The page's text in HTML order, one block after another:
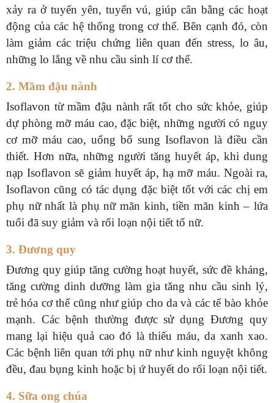
xảy ra ở tuyến yên, tuyến vú, giúp cân bằng các hoạt
động của các hệ thống trong cơ thể. Bên cạnh đó, còn
làm giảm các triệu chứng liên quan đến stress, lo âu,
những lo lắng về nhu cầu sinh lí cơ thể.
2. Mầm đậu nành
Isoflavon từ mầm đậu nành rất tốt cho sức khỏe, giúp
dự phòng mỡ máu cao, đặc biệt, những người có nguy
cơ mỡ máu cao, uống bổ sung Isoflavon là điều cần
thiết. Hơn nữa, những người tăng huyết áp, khi dung
nạp Isoflavon sẽ giảm huyết áp, hạ mỡ máu. Ngoài ra,
Isoflavon cũng có tác dụng đặc biệt tốt với các chị em
phụ nữ nhất là phụ nữ mãn kinh, tiền mãn kinh – lứa
tuổi đã suy giảm và rối loạn nội tiết tố nữ.
3. Đương quy
Đương quy giúp tăng cường hoạt huyết, sức đề kháng,
tăng cường dinh dưỡng làm gia tăng nhu cầu sinh lý,
trẻ hóa cơ thể cũng như giúp cho da và các tế bào khỏe
mạnh. Các bệnh thường được sử dụng Đương quy
mang lại hiệu quả cao đó là thiếu máu, da xanh xao.
Các bệnh liên quan tới phụ nữ như kinh nguyệt không
đều, đau bụng kinh hoặc bị ứ huyết do rối loạn nội tiết.
4. Sữa ong chúa